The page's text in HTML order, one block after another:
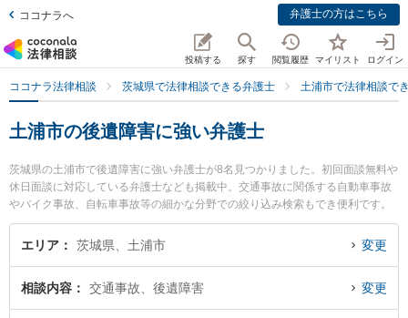
ココナラへ 弁護士の方はこちら
投稿する 探す 閲覧履歴 マイリスト ログイン
ココナラ法律相談 茨城県で法律相談できる弁護士 土浦市で法律相談で
土浦市の後遺障害に強い弁護士
茨城県の土浦市で後遺障害に強い弁護士が8名見つかりました。初回面談無料や
休日面談に対応している弁護士なども掲載中。交通事故に関係する自動車事故
やバイク事故、自転車事故等の細かな分野での絞り込み検索もでき便利です。
特に弁護士法人さくらパートナーズ法律事務所 茨城つちうら主事務所の小泉 裕
介弁護士や弁護士法人さくらパートナーズ法律事務所 茨城つちうら主事務所の
後遺障害のトラブルを今すぐに弁護士に相談したい』『後遺障害のトラブル解
決の実績豊富な近くの弁護士を検索したい』『初回相談無料で後遺障害を法律
エリア 茨城県、土浦市 変更
相談内容 交通事故、後遺障害 変更